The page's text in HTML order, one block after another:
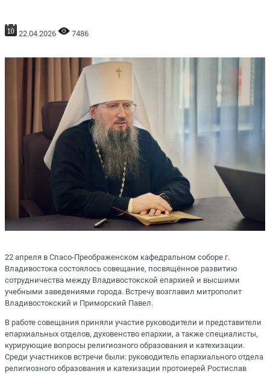
22.04.2026 7486
22 апреля в Спасо-Преображенском кафедральном соборе г.
Владивостока состоялось совещание, посвящённое развитию
сотрудничества между Владивостокской епархией и высшими
учебными заведениями города. Встречу возглавил митрополит
Владивостокский и Приморский Павел.
В работе совещания приняли участие руководители и представители
епархиальных отделов, духовенство епархии, а также специалисты,
курирующие вопросы религиозного образования и катехизации.
Среди участников встречи были: руководитель епархиального отдела
религиозного образования и катехизации протоиерей Ростислав